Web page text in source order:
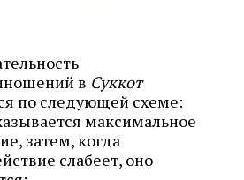
в Суккот
по следующей схеме:
максимальное
затем, когда
слабеет, оно